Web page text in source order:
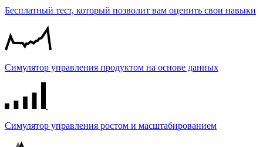
Бесплатный тест, который позволит вам оценить свои навыки
Симулятор управления продуктом на основе данных
Симулятор управления ростом и масштабированием